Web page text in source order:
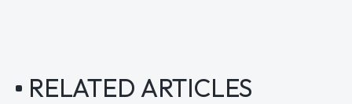
RELATED ARTICLES